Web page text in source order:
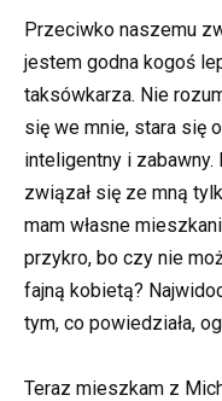
Przeciwko naszemu
jestem godna kogoś
taksówkarza. Nie
się we mnie, stara się
inteligentny i zabawny.
związał się ze mną
mam własne
przykro, bo czy nie
fajną kobietą?
tym, co powiedziała,
Teraz mieszkam z